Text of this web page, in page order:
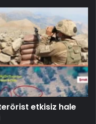
etkisiz hale